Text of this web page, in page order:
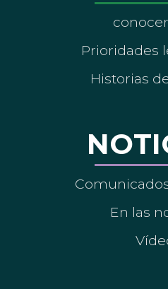
Prioridades
Historias
En las